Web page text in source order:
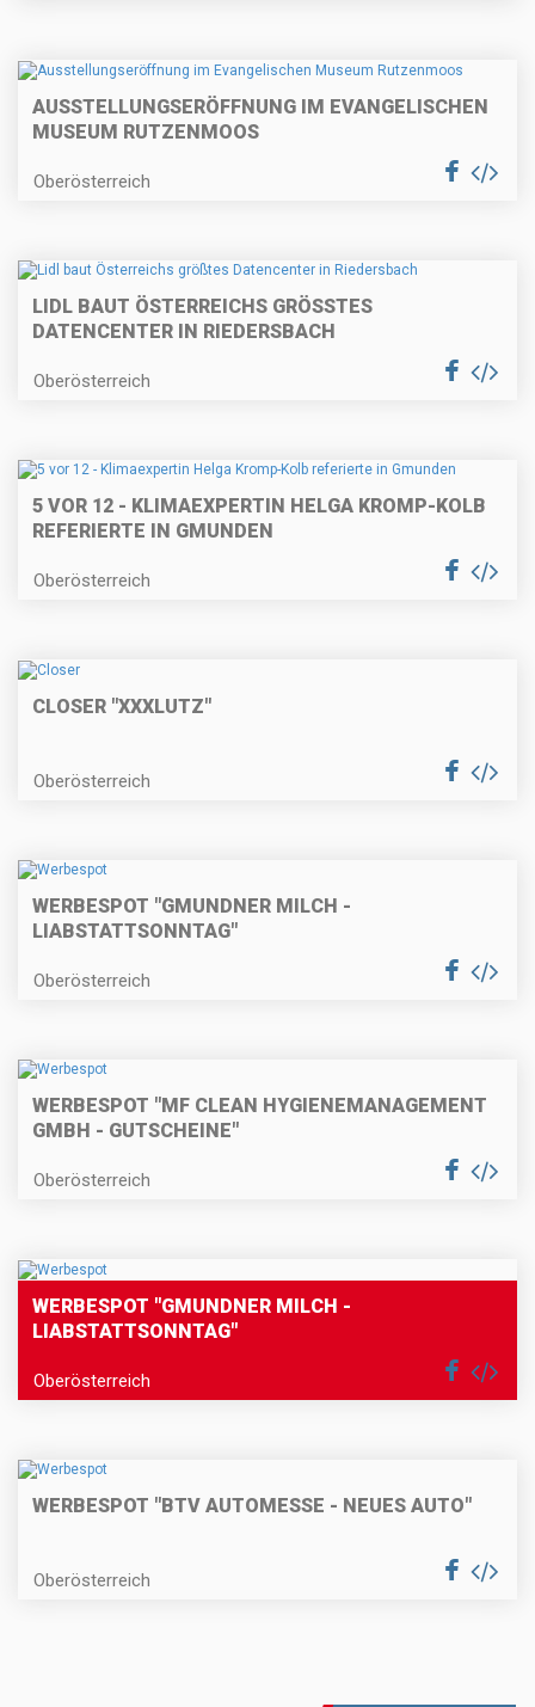
AUSSTELLUNGSERÖFFNUNG IM EVANGELISCHEN
MUSEUM RUTZENMOOS
Oberösterreich
LIDL BAUT ÖSTERREICHS GRÖSSTES D
ATENCENTER IN RIEDERSBACH
Oberösterreich
5 VOR 12 - KLIMAEXPERTIN HELGA KROMP-KOLB
REFERIERTE IN GMUNDEN
Oberösterreich
CLOSER "XXXLUTZ"
Oberösterreich
WERBESPOT "GMUNDNER MILCH -
LIABSTATTSONNTAG"
Oberösterreich
WERBESPOT "MF CLEAN HYGIENEMANAGEMENT
GMBH - GUTSCHEINE"
Oberösterreich
WERBESPOT "GMUNDNER MILCH -
LIABSTATTSONNTAG"
Oberösterreich
WERBESPOT "BTV AUTOMESSE - NEUES AUTO"
Oberösterreich